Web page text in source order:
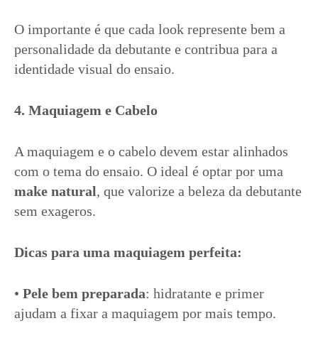
O importante é que cada look represente bem a
personalidade da debutante e contribua para a
identidade visual do ensaio.
4. Maquiagem e Cabelo
A maquiagem e o cabelo devem estar alinhados
com o tema do ensaio. O ideal é optar por uma
make natural, que valorize a beleza da debutante
sem exageros.
Dicas para uma maquiagem perfeita:
• Pele bem preparada: hidratante e primer
ajudam a fixar a maquiagem por mais tempo.